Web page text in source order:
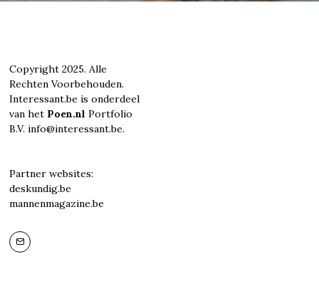
Copyright 2025. Alle
Rechten Voorbehouden.
Interessant.be is onderdeel
van het Poen.nl Portfolio
B.V. info@interessant.be.
Partner websites:
deskundig.be
mannenmagazine.be